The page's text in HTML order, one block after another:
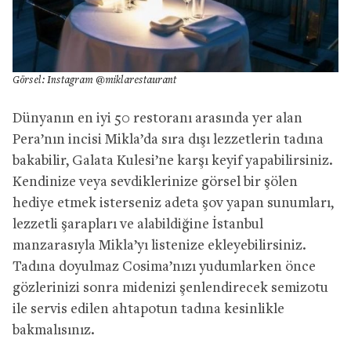
Görsel: Instagram @miklarestaurant
Dünyanın en iyi 50 restoranı arasında yer alan
Pera’nın incisi Mikla’da sıra dışı lezzetlerin tadına
bakabilir, Galata Kulesi’ne karşı keyif yapabilirsiniz.
Kendinize veya sevdiklerinize görsel bir şölen
hediye etmek isterseniz adeta şov yapan sunumları,
lezzetli şarapları ve alabildiğine İstanbul
manzarasıyla Mikla’yı listenize ekleyebilirsiniz.
Tadına doyulmaz Cosima’nızı yudumlarken önce
gözlerinizi sonra midenizi şenlendirecek semizotu
ile servis edilen ahtapotun tadına kesinlikle
bakmalısınız.